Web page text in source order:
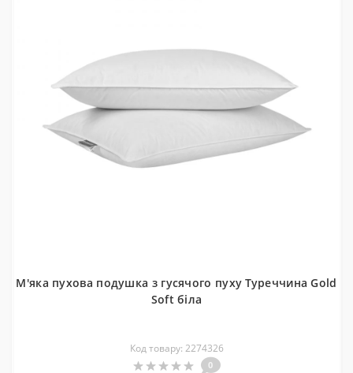
М'яка пухова подушка з гусячого пуху Туреччина Gold
Soft біла
Код товару: 2274326
0